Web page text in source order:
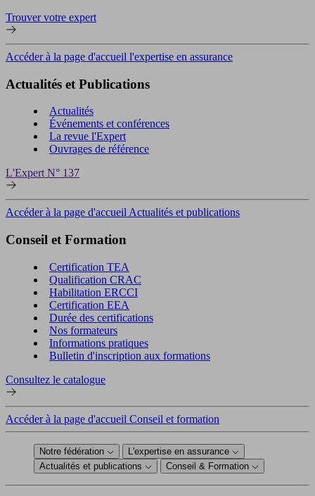
Trouver votre expert
Accéder à la page d'accueil l'expertise en assurance
Actualités et Publications
Actualités
Événements et conférences
La revue l'Expert
Ouvrages de référence
L'Expert N° 137
Accéder à la page d'accueil Actualités et publications
Conseil et Formation
Certification TEA
Qualification CRAC
Habilitation ERCCI
Certification EEA
Durée des certifications
Nos formateurs
Informations pratiques
Bulletin d'inscription aux formations
Consultez le catalogue
Accéder à la page d'accueil Conseil et formation
Notre fédération
L'expertise en assurance
Actualités et publications
Conseil & Formation